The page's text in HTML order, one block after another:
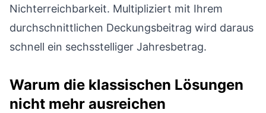
Nichterreichbarkeit. Multipliziert mit Ihrem
durchschnittlichen Deckungsbeitrag wird daraus
schnell ein sechsstelliger Jahresbetrag.
Warum die klassischen Lösungen
nicht mehr ausreichen